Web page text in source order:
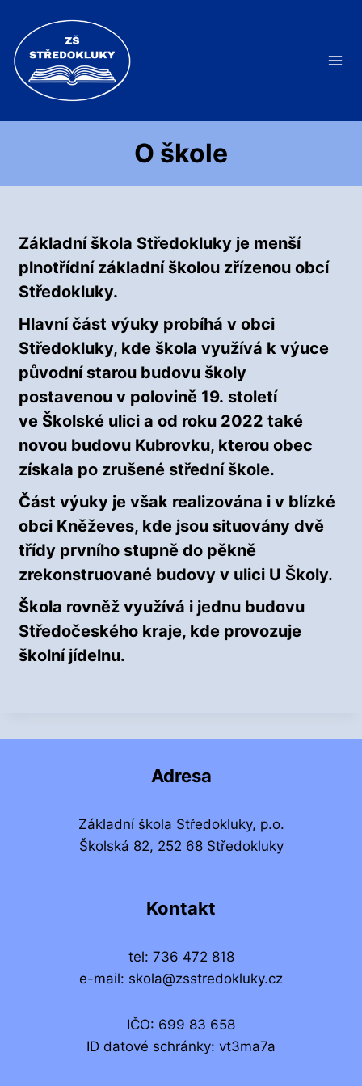
obsah
O škole
Základní škola Středokluky je menší
plnotřídní základní školou zřízenou obcí
Středokluky.
Hlavní část výuky probíhá v obci
Středokluky, kde škola využívá k výuce
původní starou budovu školy
postavenou v polovině 19. století
ve Školské ulici a od roku 2022 také
novou budovu Kubrovku, kterou obec
získala po zrušené střední škole.
Část výuky je však realizována i v blízké
obci Kněževes, kde jsou situovány dvě
třídy prvního stupně do pěkně
zrekonstruované budovy v ulici U Školy.
Škola rovněž využívá i jednu budovu
Středočeského kraje, kde provozuje
školní jídelnu.
Adresa
Základní škola Středokluky, p.o.
Školská 82, 252 68 Středokluky
Kontakt
tel: 736 472 818
e-mail: skola@zsstredokluky.cz
IČO: 699 83 658
ID datové schránky: vt3ma7a